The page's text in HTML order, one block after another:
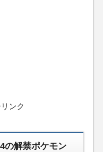
ンク
の解禁ポケモン